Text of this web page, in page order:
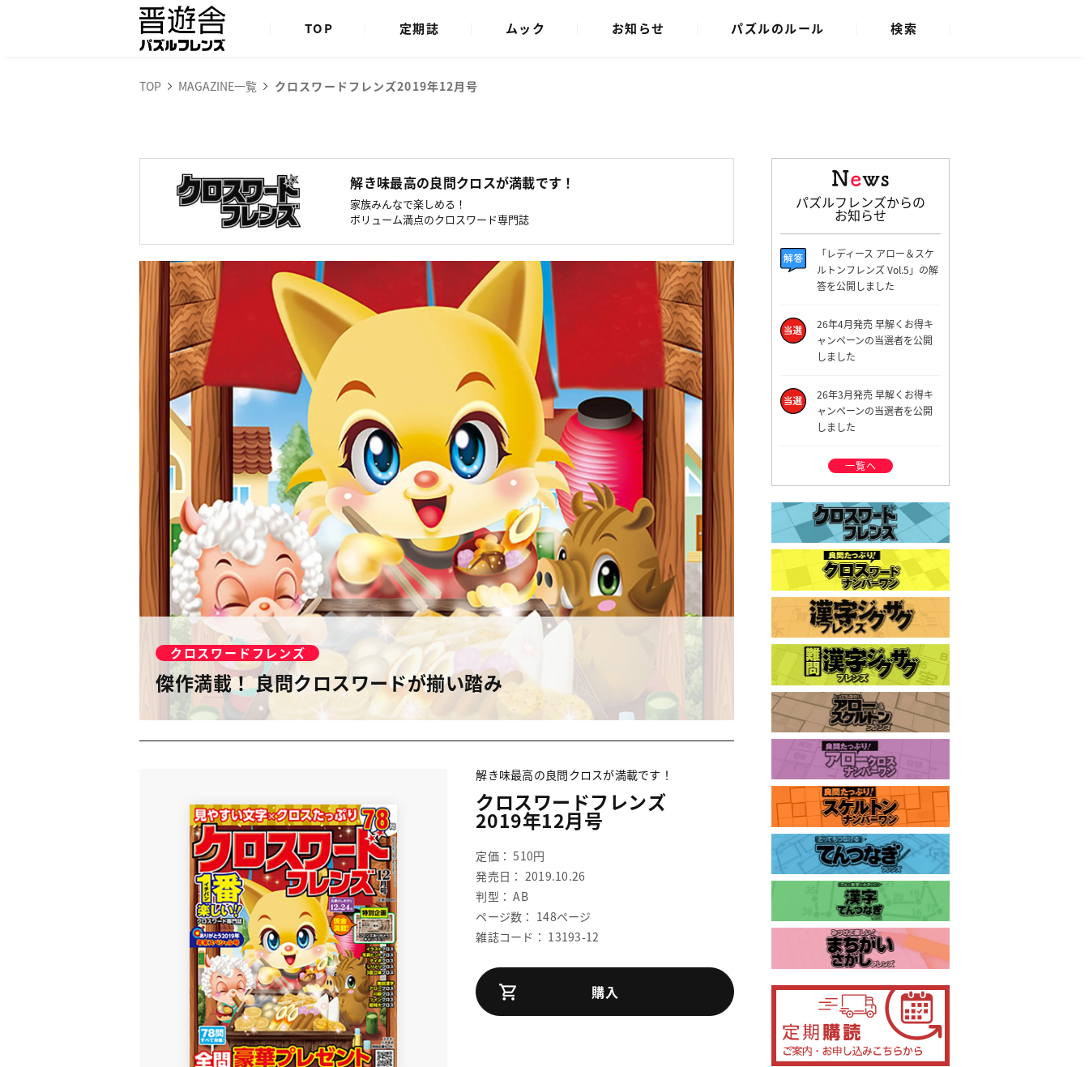
TOP 定期誌 ムック お知らせ パズルのルール 検索
TOP MAGAZINE一覧 クロスワードフレンズ2019年12月号
解き味最高の良問クロスが満載です！
家族みんなで楽しめる！
ボリューム満点のクロスワード専門誌
クロスワードフレンズ
傑作満載！ 良問クロスワードが揃い踏み
解き味最高の良問クロスが満載です！
クロスワードフレンズ
2019年12月号
定価： 510円
発売日： 2019.10.26
判型： AB
ページ数： 148ページ
雑誌コード： 13193-12
購入
パズルフレンズからの
お知らせ
「レディース アロー＆スケ
ルトンフレンズ Vol.5」の解
答を公開しました
26年4月発売 早解くお得キ
ャンペーンの当選者を公開
しました
26年3月発売 早解くお得キ
ャンペーンの当選者を公開
しました
一覧へ